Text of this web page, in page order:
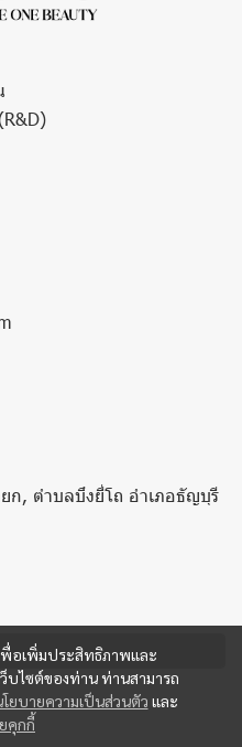
พื่อเพิ่มประสิทธิภาพและ
บไซต์ของท่าน ท่านสามารถ
ยบายความเป็นส่วนตัว และ
คุกกี้
ก, ตำบลบึงยี่โถ อำเภอธัญบุรี